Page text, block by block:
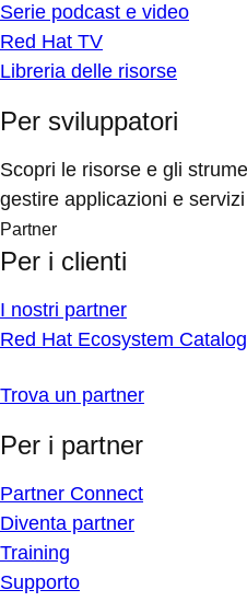
Serie podcast e video
Red Hat TV
Libreria delle risorse
Per sviluppatori
Scopri le risorse e gli
gestire applicazioni e
Partner
Per i clienti
I nostri partner
Red Hat Ecosystem Catalog
Trova un partner
Per i partner
Partner Connect
Diventa partner
Training
Supporto